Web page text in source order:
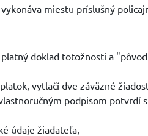
miestu príslušný
doklad totožnosti a
vytlačí dve záväzné
podpisom potvrdí
údaje žiadateľa,